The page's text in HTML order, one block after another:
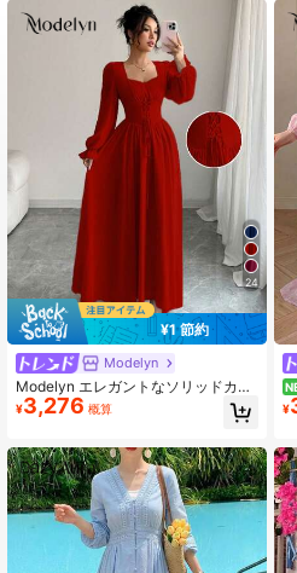
4.92 27K フォロワー
4.92 27K フォロワー
27K フォロワー
27K フォロワー
4.92 27K フォロワー
27K フォロワー
24
¥1 節約
Modelyn
Modelyn エレガントなソリッドカラ
ーハートネック長袖ウエストシンチ
ドレス、フレンチシック
¥3,276 概算
ス
¥